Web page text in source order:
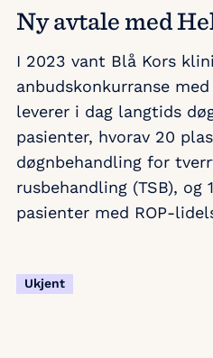
Ny avtale med
I 2023 vant Blå Kors
anbudskonkurranse
leverer i dag langtids
pasienter, hvorav 20
døgnbehandling for
rusbehandling (TSB),
pasienter med ROP-
Ukjent